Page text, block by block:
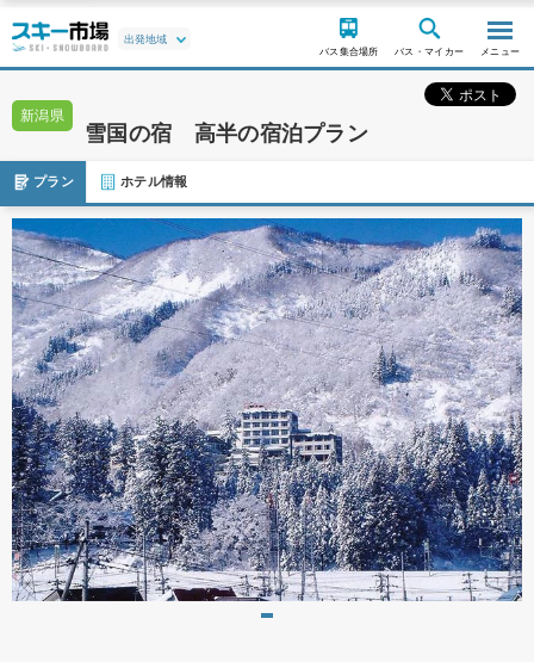
バス集合場所 バス・マイカー メニュー
新潟県
雪国の宿 高半の宿泊プラン
プラン ホテル情報